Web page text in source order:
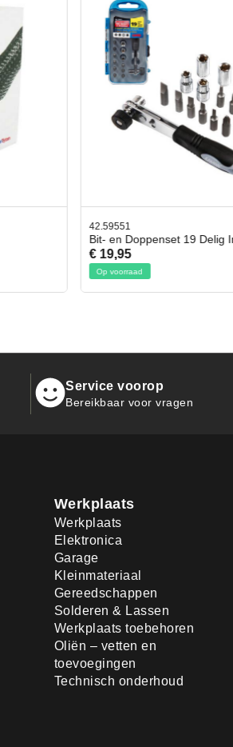
42.59551
Bit- en Doppenset 19 Delig Incl.
€ 19,95
Op voorraad
Service voorop
Bereikbaar voor vragen
Werkplaats
Werkplaats
Elektronica
Garage
Kleinmateriaal
Gereedschappen
Solderen & Lassen
Werkplaats toebehoren
Oliën – vetten en
toevoegingen
Technisch onderhoud